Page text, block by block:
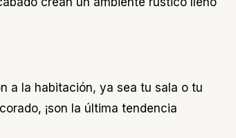
a la habitación, ya sea tu sala o tu
¡son la última tendencia